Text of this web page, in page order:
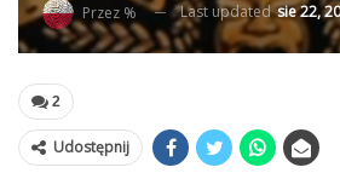
Przez % Last updatedsie 22,
2
Udostępnij